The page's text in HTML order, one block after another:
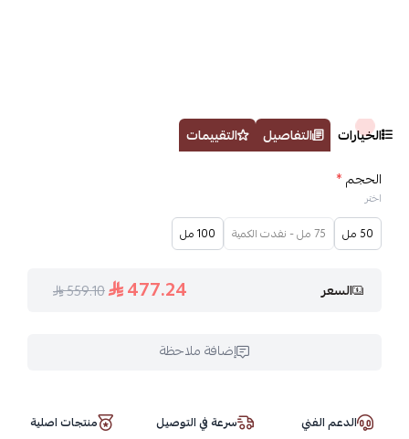
الخيارات التفاصيل
التقييمات
الحجم*
اختر
50 مل 75 مل - نفدت الكمية 100 مل
السعر 477.24
559.10
إضافة ملاحظة
الدعم الفني سرعة في التوصيل منتجات اصلية